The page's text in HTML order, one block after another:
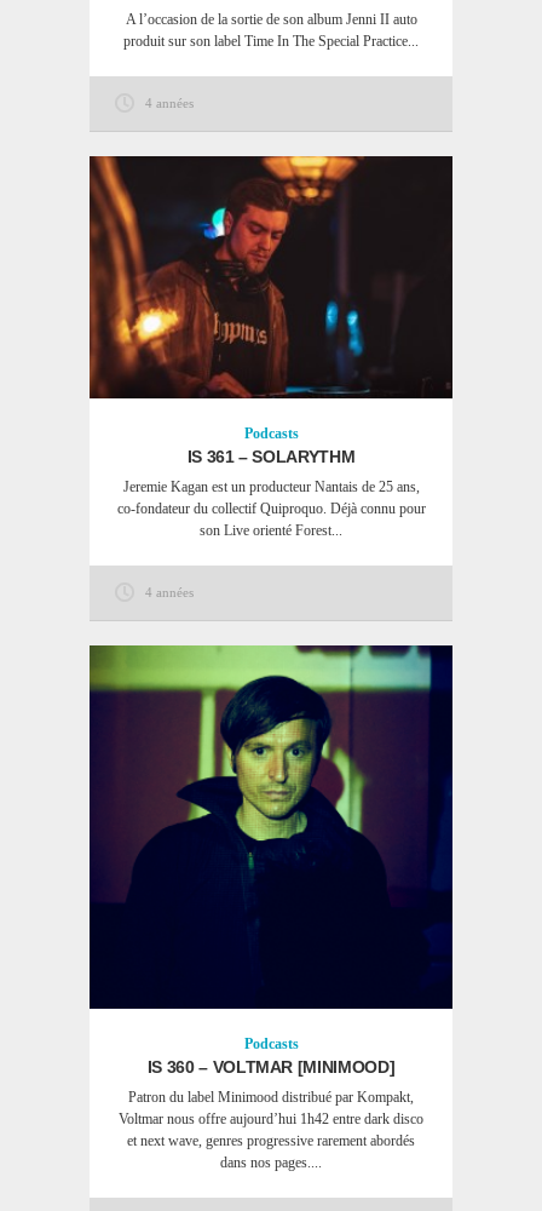
A l’occasion de la sortie de son album Jenni II auto
produit sur son label Time In The Special Practice...
4 années
Podcasts
IS 361 – SOLARYTHM
Jeremie Kagan est un producteur Nantais de 25 ans,
co-fondateur du collectif Quiproquo. Déjà connu pour
son Live orienté Forest...
4 années
Podcasts
IS 360 – VOLTMAR [MINIMOOD]
Patron du label Minimood distribué par Kompakt,
Voltmar nous offre aujourd’hui 1h42 entre dark disco
et next wave, genres progressive rarement abordés
dans nos pages....